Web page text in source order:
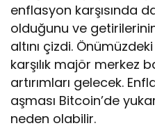
enflasyon karşısında
olduğunu ve
altını çizdi.
karşılık majör merkez
artırımları gelecek.
aşması Bitcoin’de
neden olabilir.